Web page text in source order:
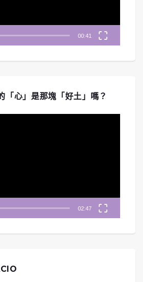
00:41
「心」是那塊「好土」嗎？
02:47